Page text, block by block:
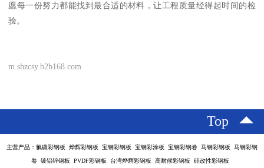
愿每一份努力都能找到最合适的材料，让工程质量经得起时间的检
验。
m.shzcsy.b2b168.com
Top
主营产品：氟碳彩钢板 烨辉彩钢板 宝钢彩钢板 宝钢彩涂板 宝钢彩钢卷 马钢彩钢板 马钢彩钢
卷 镀铝锌钢板 PVDF彩钢板 台湾烨辉彩钢板 高耐候彩钢板 硅改性彩钢板